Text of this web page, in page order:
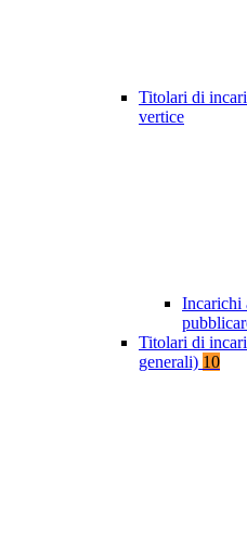
Titolari di
vertice
Incarichi
Titolari di
generali) 10